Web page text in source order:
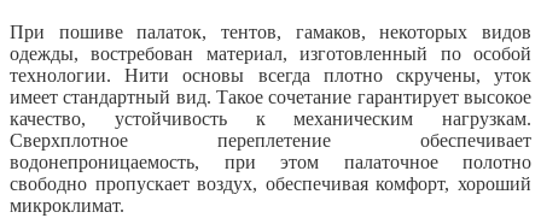
При пошиве палаток, тентов, гамаков, некоторых видов
одежды, востребован материал, изготовленный по особой
технологии. Нити основы всегда плотно скручены, уток
имеет стандартный вид. Такое сочетание гарантирует высокое
качество, устойчивость к механическим нагрузкам.
Сверхплотное переплетение обеспечивает
водонепроницаемость, при этом палаточное полотно
свободно пропускает воздух, обеспечивая комфорт, хороший
микроклимат.